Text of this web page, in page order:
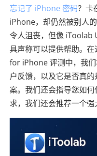
忘记了 iPhone 密码？卡
iPhone，却仍然被别人
令人沮丧，但像
具声称可以提供帮助。
for iPhone 评测中，我
户反馈，以及它是否真
案。我们还会指导您如
求，我们还会推荐一个强